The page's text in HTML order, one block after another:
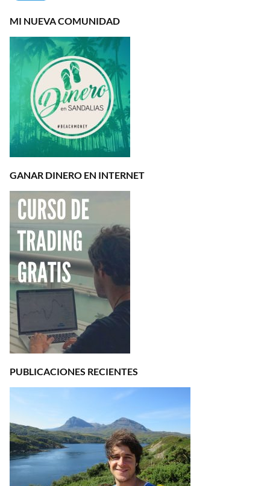
MI NUEVA COMUNIDAD
GANAR DINERO EN INTERNET
PUBLICACIONES RECIENTES